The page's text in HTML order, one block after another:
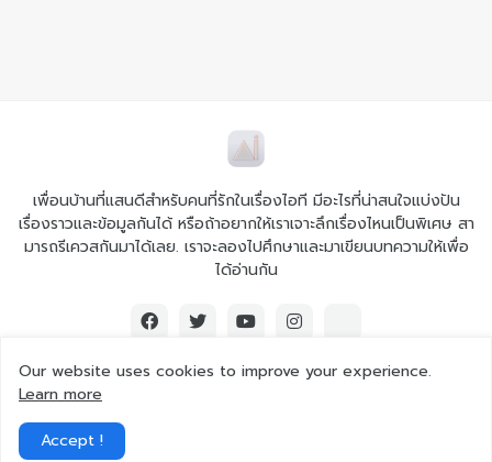
เพื่อนบ้านที่แสนดีสำหรับคนที่รักในเรื่องไอที มีอะไรที่น่าสนใจแบ่งปัน
เรื่องราวและข้อมูลกันได้ หรือถ้าอยากให้เราเจาะลึกเรื่องไหนเป็นพิเศษ สา
มารถรีเควสกันมาได้เลย. เราจะลองไปศึกษาและมาเขียนบทความให้เพื่อ
ได้อ่านกัน
Our website uses cookies to improve your experience.
Learn more
Accept !